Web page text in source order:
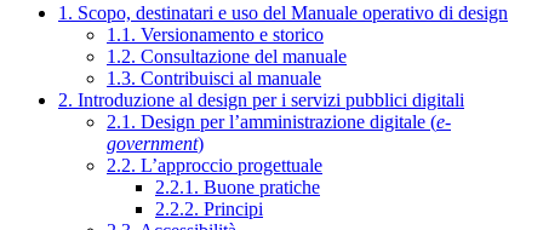
1. Scopo, destinatari e uso del Manuale operativo di design
1.1. Versionamento e storico
1.2. Consultazione del manuale
1.3. Contribuisci al manuale
2. Introduzione al design per i servizi pubblici digitali
2.1. Design per l’amministrazione digitale (e-
government)
2.2. L’approccio progettuale
2.2.1. Buone pratiche
2.2.2. Principi